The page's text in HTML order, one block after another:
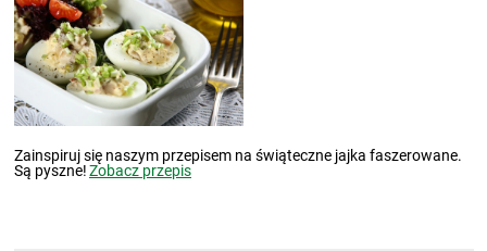
Zainspiruj się naszym przepisem na świąteczne jajka faszerowane.
Są pyszne!Zobacz przepis